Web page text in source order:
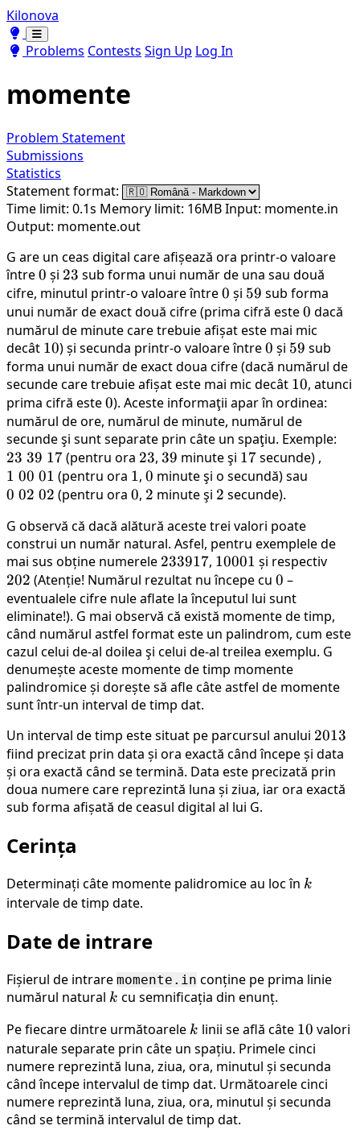
Kilonova
Toggle theme
Toggle theme
Problems Contests Sign Up Log In
momente
Problem Statement
Submissions
Statistics
Statement format:
Time limit: 0.1s Memory limit: 16MBInput: momente.in
Output: momente.out
G are un ceas digital care afișează ora printr-o valoare
între0
0 și 23
23 sub forma unui număr de una sau două
cifre, minutul printr-o valoare între0
0 și 59
59 sub forma
unui număr de exact două cifre (prima cifră este0
0 dacă
numărul de minute care trebuie afișat este mai mic
decât 10
10) și secunda printr-o valoare între0
0 și 59
59 sub
forma unui număr de exact doua cifre (dacă numărul de
secunde care trebuie afișat este mai mic decât 10
10, atunci
prima cifră este0
0). Aceste informaţii apar în ordinea:
numărul de ore, numărul de minute, numărul de
secunde şi sunt separate prin câte un spaţiu. Exemple:
23 39 17(pentru ora 23
23, 39
39 minute şi 17
17secunde) ,
1 00 01 (pentru ora 1
1, 0
0 minute şi o secundă) sau
02
0 02 02 (pentru ora 0
0, 2
2 minute şi 2
2 secunde).
G observă că dacă alătură aceste trei valori poate
construi un număr natural. Asfel, pentru exemplele de
mai sus obține numerele 233917
233917, 10001
10001 și respectiv
202 (Atenție! Numărul rezultat nu începe cu 0
0 –
eventualele cifre nule aflate la începutul lui sunt
eliminate!). G mai observă că există momente de timp,
când numărul astfel format este un palindrom, cum este
cazul celui de-al doilea şi celui de-al treilea exemplu. G
denumește aceste momente de timp momente
palindromice și dorește să afle câte astfel de momente
sunt într-un interval de timp dat.
Un interval de timp este situat pe parcursul anului 2013
2013
fiind precizat prin data și ora exactă când începe și data
și ora exactă când se termină. Data este precizată prin
doua numere care reprezintă luna și ziua, iar ora exactă
sub forma afișată de ceasul digital al lui G.
Cerința
Determinați câte momente palidromice au loc în k
k
intervale de timp date.
Date de intrare
Fișierul de intrare momente.in conține pe prima linie
numărul natural k
k cu semnificația din enunț.
Pe fiecare dintre următoarele k
k linii se află câte 10
10 valori
naturale separate prin câte un spațiu. Primele cinci
numere reprezintă luna, ziua, ora, minutul și secunda
când începe intervalul de timp dat. Următoarele cinci
numere reprezintă luna, ziua, ora, minutul și secunda
când se termină intervalul de timp dat.